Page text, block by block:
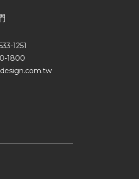
1251
1800